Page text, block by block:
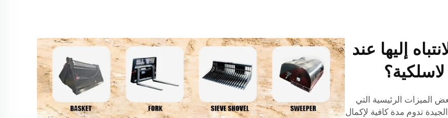
إليها عند
الميزات الرئيسية التي
تدوم مدة كافية لإكمال